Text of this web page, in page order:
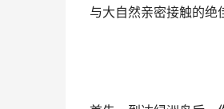
与大自然亲密接触的绝